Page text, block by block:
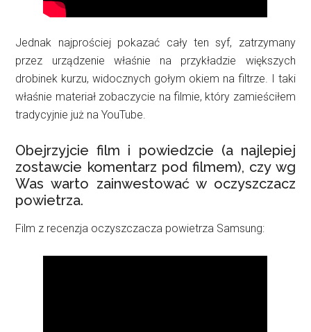
Jednak najprościej pokazać cały ten syf, zatrzymany
przez urządzenie właśnie na przykładzie większych
drobinek kurzu, widocznych gołym okiem na filtrze. I taki
właśnie materiał zobaczycie na filmie, który zamieściłem
tradycyjnie już na YouTube.
Obejrzyjcie film i powiedzcie (a najlepiej
zostawcie komentarz pod filmem), czy wg
Was warto zainwestować w oczyszczacz
powietrza.
Film z recenzja oczyszczacza powietrza Samsung: